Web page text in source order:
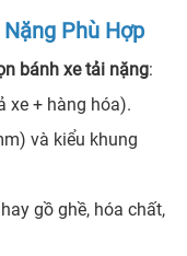
Phù Hợp
bánh xe tải nặng:
xe + hàng hóa).
và kiểu khung
gồ ghề, hóa chất,